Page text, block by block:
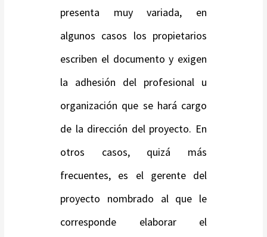
presenta muy variada, en
algunos casos los propietarios
escriben el documento y exigen
la adhesión del profesional u
organización que se hará cargo
de la dirección del proyecto. En
otros casos, quizá más
frecuentes, es el gerente del
proyecto nombrado al que le
corresponde elaborar el